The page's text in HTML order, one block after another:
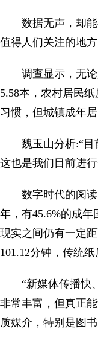
数据无声，却
值得人们关注的地方
调查显示，无
5.58本，农村居民
习惯，但城镇成年
魏玉山分析:“
这也是我们目前进
数字时代的阅
年，有45.6%的成
现实之间仍有一定
101.12分钟，传统纸
“新媒体传播快
非常丰富，但真正
质媒介，特别是图